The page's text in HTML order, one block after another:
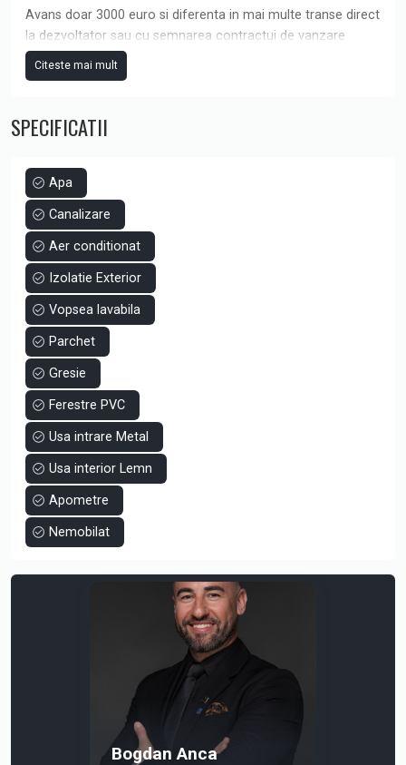
Avans doar 3000 euro si diferenta in mai multe transe direct
la dezvoltator sau cu semnarea contractui de vanzare
cumparare in urmatoarele 3 luni.
finisaje moderne complete, baie complet amenajata, aer
conditionat si pardoseala placata cu gresie.
Te bucuri imediat de vacanta ta de vara, la mai putin de 200
m de plaja.
Citeste mai mult
SPECIFICATII
Apa
Canalizare
Aer conditionat
Izolatie Exterior
Vopsea lavabila
Parchet
Gresie
Ferestre PVC
Usa intrare Metal
Usa interior Lemn
Apometre
Nemobilat
Bogdan Anca